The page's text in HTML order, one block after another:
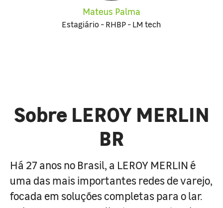
Mateus Palma
Estagiário - RHBP - LM tech
Sobre LEROY MERLIN
BR
Há 27 anos no Brasil, a LEROY MERLIN é
uma das mais importantes redes de varejo,
focada em soluções completas para o lar.